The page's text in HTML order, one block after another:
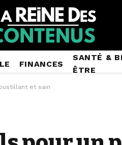
FINANCES
SANTÉ &
ÊTRE
et sain